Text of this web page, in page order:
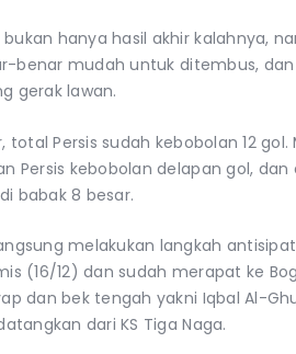
hanya hasil akhir kalahnya,
benar mudah untuk ditembus, dan
gerak lawan.
Persis sudah kebobolan 12 gol.
Persis kebobolan delapan gol,
babak 8 besar.
melakukan langkah
(16/12) dan sudah merapat ke
dan bek tengah yakni Iqbal Al-
dari KS Tiga Naga.